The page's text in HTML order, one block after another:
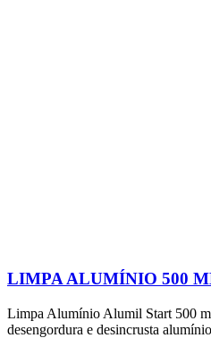
LIMPA ALUMÍNIO 500
Limpa Alumínio Alumil Start 500
desengordura e desincrusta